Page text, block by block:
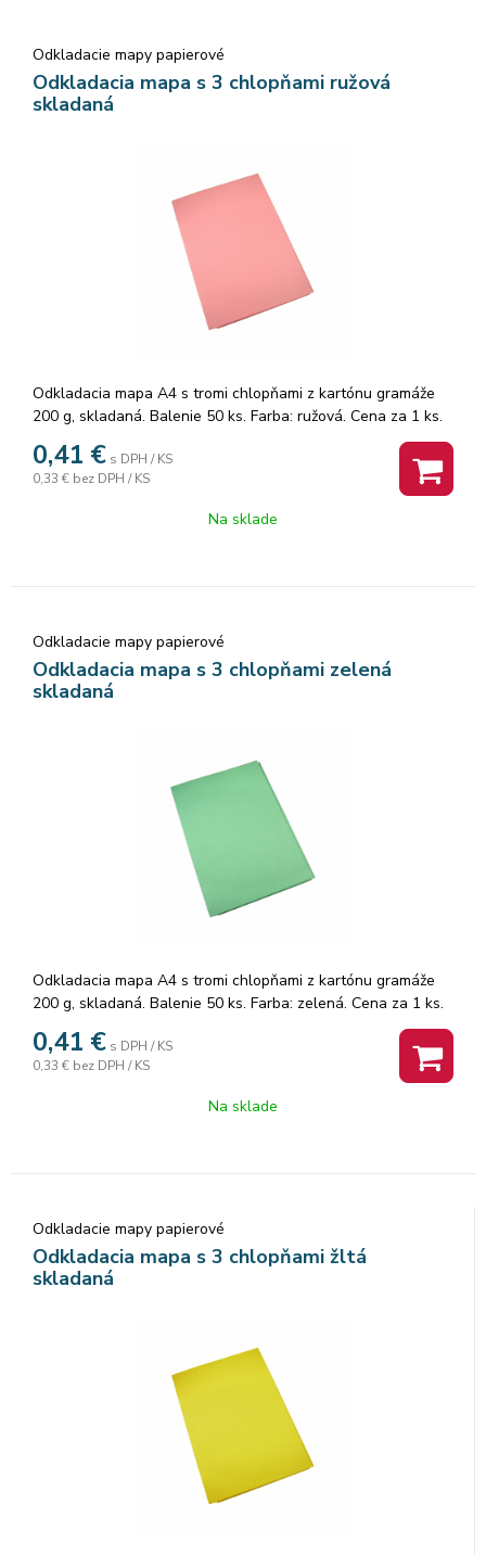
Odkladacie mapy papierové
Odkladacia mapa s 3 chlopňami ružová
skladaná
Odkladacia mapa A4 s tromi chlopňami z kartónu gramáže
200 g, skladaná. Balenie 50 ks. Farba: ružová. Cena za 1 ks.
0,41 € s DPH / KS
0,33 € bez DPH / KS
Na sklade
Odkladacie mapy papierové
Odkladacia mapa s 3 chlopňami zelená
skladaná
Odkladacia mapa A4 s tromi chlopňami z kartónu gramáže
200 g, skladaná. Balenie 50 ks. Farba: zelená. Cena za 1 ks.
0,41 € s DPH / KS
0,33 € bez DPH / KS
Na sklade
Odkladacie mapy papierové
Odkladacia mapa s 3 chlopňami žltá
skladaná